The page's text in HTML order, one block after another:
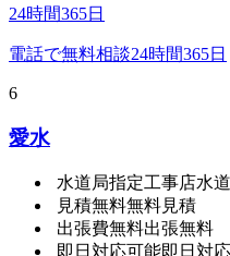
24時間365日
電話で無料相談24時間365日
6
愛水
水道局指定工事店水
見積無料無料見積
出張費無料出張無料
即日対応可能即日対応